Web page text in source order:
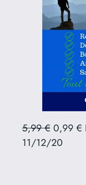
5,99 €0,99 €
11/12/20